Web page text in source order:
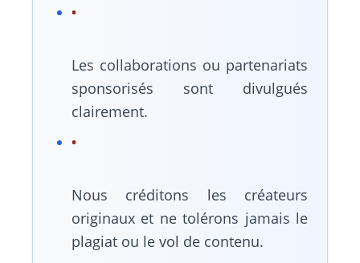
Les collaborations ou partenariats
sponsorisés sont divulgués
clairement.
Nous créditons les créateurs
originaux et ne tolérons jamais le
plagiat ou le vol de contenu.